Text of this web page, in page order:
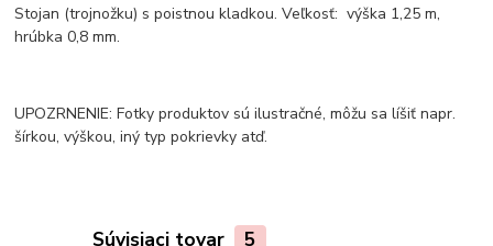
Stojan (trojnožku) s poistnou kladkou. Veľkosť: výška 1,25 m,
hrúbka 0,8 mm.
UPOZRNENIE: Fotky produktov sú ilustračné, môžu sa líšiť napr.
šírkou, výškou, iný typ pokrievky atď.
Súvisiaci tovar 5